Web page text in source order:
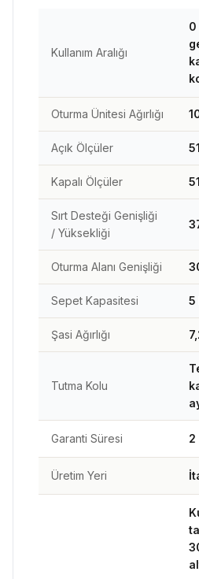
Kullanım Aralığı
0
Oturma Ünitesi Ağırlığı
Açık Ölçüler
Kapalı Ölçüler
Sırt Desteği Genişliği
/ Yüksekliği
Oturma Alanı Genişliği
Sepet Kapasitesi 5
Şasi Ağırlığı
Tutma Kolu
Garanti Süresi 2
Üretim Yeri